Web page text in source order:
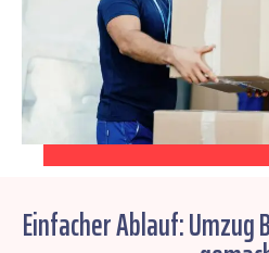
Einfacher Ablauf: Umzug